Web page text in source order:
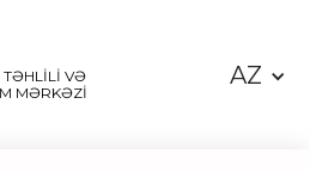
TƏHLİLİ VƏ
MƏRKƏZİ
AZ